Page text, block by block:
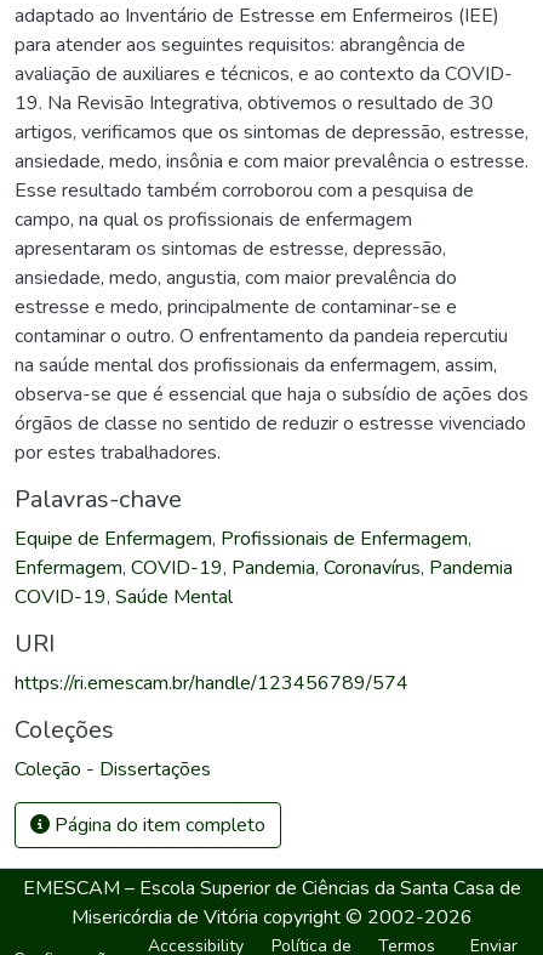
adaptado ao Inventário de Estresse em Enfermeiros (IEE)
para atender aos seguintes requisitos: abrangência de
avaliação de auxiliares e técnicos, e ao contexto da COVID-
19. Na Revisão Integrativa, obtivemos o resultado de 30
artigos, verificamos que os sintomas de depressão, estresse,
ansiedade, medo, insônia e com maior prevalência o estresse.
Esse resultado também corroborou com a pesquisa de
campo, na qual os profissionais de enfermagem
apresentaram os sintomas de estresse, depressão,
ansiedade, medo, angustia, com maior prevalência do
estresse e medo, principalmente de contaminar-se e
contaminar o outro. O enfrentamento da pandeia repercutiu
na saúde mental dos profissionais da enfermagem, assim,
observa-se que é essencial que haja o subsídio de ações dos
órgãos de classe no sentido de reduzir o estresse vivenciado
por estes trabalhadores.
Palavras-chave
Equipe de Enfermagem, Profissionais de Enfermagem,
Enfermagem, COVID-19, Pandemia, Coronavírus, Pandemia
COVID-19, Saúde Mental
URI
https://ri.emescam.br/handle/123456789/574
Coleções
Coleção - Dissertações
Página do item completo
EMESCAM – Escola Superior de Ciências da Santa Casa de
Misericórdia de Vitória copyright © 2002-2026
Accessibility Política de Termos Enviar